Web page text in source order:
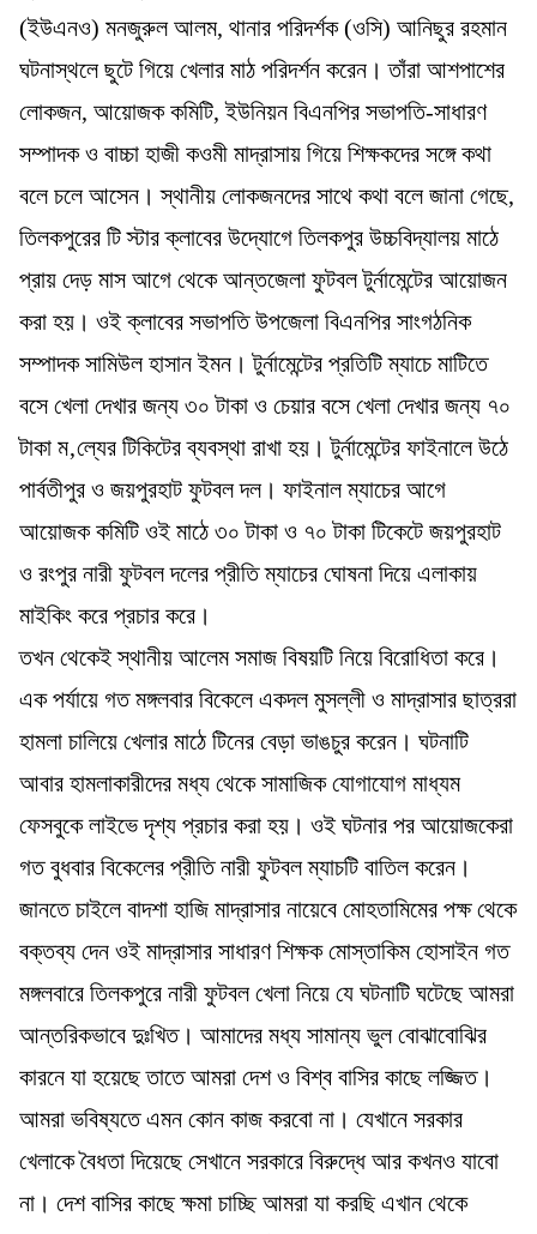
(ইউএনও) মনজুরুল আলম, থানার পরিদর্শক (ওসি) আনিছুর রহমান
ঘটনাস্থলে ছুটে গিয়ে খেলার মাঠ পরিদর্শন করেন। তাঁরা আশপাশের
লোকজন, আয়োজক কমিটি, ইউনিয়ন বিএনপির সভাপতি-সাধারণ
সম্পাদক ও বাচ্চা হাজী কওমী মাদ্রাসায় গিয়ে শিক্ষকদের সঙ্গে কথা
বলে চলে আসেন। স্থানীয় লোকজনদের সাথে কথা বলে জানা গেছে,
তিলকপুরের টি স্টার ক্লাবের উদ্যোগে তিলকপুর উচ্চবিদ্যালয় মাঠে
প্রায় দেড় মাস আগে থেকে আন্তজেলা ফুটবল টুর্নামেন্টের আয়োজন
করা হয়। ওই ক্লাবের সভাপতি উপজেলা বিএনপির সাংগঠনিক
সম্পাদক সামিউল হাসান ইমন। টুর্নামেন্টের প্রতিটি ম্যাচে মাটিতে
বসে খেলা দেখার জন্য ৩০ টাকা ও চেয়ার বসে খেলা দেখার জন্য ৭০
টাকা ম‚ল্যের টিকিটের ব্যবস্থা রাখা হয়। টুর্নামেন্টের ফাইনালে উঠে
পার্বতীপুর ও জয়পুরহাট ফুটবল দল। ফাইনাল ম্যাচের আগে
আয়োজক কমিটি ওই মাঠে ৩০ টাকা ও ৭০ টাকা টিকেটে জয়পুরহাট
ও রংপুর নারী ফুটবল দলের প্রীতি ম্যাচের ঘোষনা দিয়ে এলাকায়
মাইকিং করে প্রচার করে।
তখন থেকেই স্থানীয় আলেম সমাজ বিষয়টি নিয়ে বিরোধিতা করে।
এক পর্যায়ে গত মঙ্গলবার বিকেলে একদল মুসল্লী ও মাদ্রাসার ছাত্ররা
হামলা চালিয়ে খেলার মাঠে টিনের বেড়া ভাঙচুর করেন। ঘটনাটি
আবার হামলাকারীদের মধ্য থেকে সামাজিক যোগাযোগ মাধ্যম
ফেসবুকে লাইভে দৃশ্য প্রচার করা হয়। ওই ঘটনার পর আয়োজকেরা
গত বুধবার বিকেলের প্রীতি নারী ফুটবল ম্যাচটি বাতিল করেন।
জানতে চাইলে বাদশা হাজি মাদ্রাসার নায়েবে মোহতামিমের পক্ষ থেকে
বক্তব্য দেন ওই মাদ্রাসার সাধারণ শিক্ষক মোস্তাকিম হোসাইন গত
মঙ্গলবারে তিলকপুরে নারী ফুটবল খেলা নিয়ে যে ঘটনাটি ঘটেছে আমরা
আন্তরিকভাবে দুঃখিত। আমাদের মধ্য সামান্য ভুল বোঝাবোঝির
কারনে যা হয়েছে তাতে আমরা দেশ ও বিশ্ব বাসির কাছে লজ্জিত।
আমরা ভবিষ্যতে এমন কোন কাজ করবো না। যেখানে সরকার
খেলাকে বৈধতা দিয়েছে সেখানে সরকারে বিরুদ্ধে আর কখনও যাবো
না। দেশ বাসির কাছে ক্ষমা চাচ্ছি আমরা যা করছি এখান থেকে